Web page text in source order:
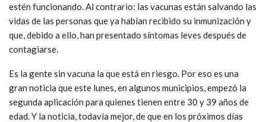
estén funcionando. Al contrario: las vacunas están salvando las
vidas de las personas que ya habían recibido su inmunización y
que, debido a ello, han presentado síntomas leves después de
contagiarse.
Es la gente sin vacuna la que está en riesgo. Por eso es una
gran noticia que este lunes, en algunos municipios, empezó la
segunda aplicación para quienes tienen entre 30 y 39 años de
edad. Y la noticia, todavía mejor, de que en los próximos días